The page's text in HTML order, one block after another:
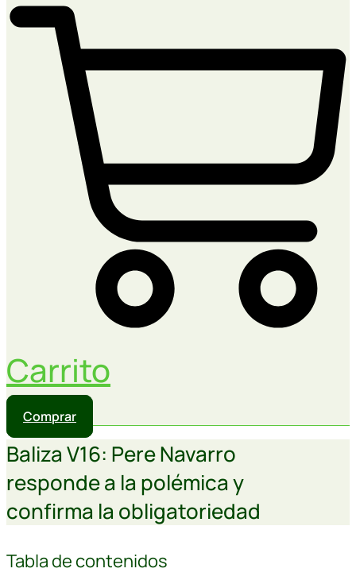
Carrito
Comprar
Baliza V16: Pere Navarro
responde a la polémica y
confirma la obligatoriedad
Tabla de contenidos